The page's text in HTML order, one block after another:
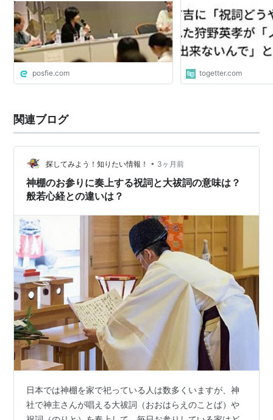
posfie.com togetter.com
関連ブログ
探してみよう！知りたい情報！ • 3ヶ月前
神棚のお参りに奏上する祝詞と大祓詞の意味は？
般若心経との違いは？
日本では神棚を家で祀っている人は数多くいますが、神
社で神主さんが唱える大祓詞（おおはらえのことば）や